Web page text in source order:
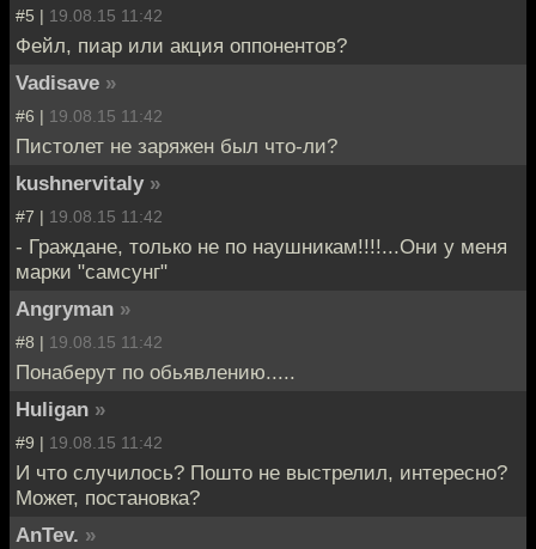
#5 | 19.08.15 11:42
Фейл, пиар или акция оппонентов?
Vadisave »
#6 | 19.08.15 11:42
Пистолет не заряжен был что-ли?
kushnervitaly »
#7 | 19.08.15 11:42
- Граждане, только не по наушникам!!!!...Они у меня
марки "самсунг"
Angryman »
#8 | 19.08.15 11:42
Понаберут по обьявлению.....
Huligan »
#9 | 19.08.15 11:42
И что случилось? Пошто не выстрелил, интересно?
Может, постановка?
AnTev. »